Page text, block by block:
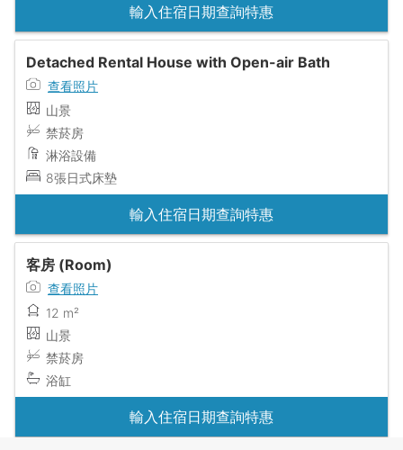
輸入住宿日期查詢特惠
Detached Rental House with Open-air Bath
查看照片
山景
禁菸房
淋浴設備
8張日式床墊
輸入住宿日期查詢特惠
客房 (Room)
查看照片
12 m²
山景
禁菸房
浴缸
輸入住宿日期查詢特惠